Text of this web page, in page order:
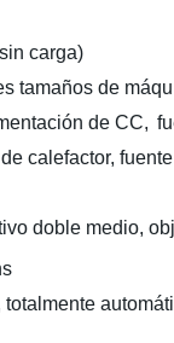
carga)
tamaños de
de CC,
calefactor,
doble medio,
totalmente